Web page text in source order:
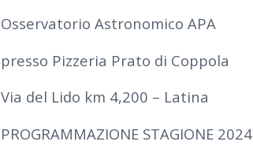
Osservatorio Astronomico APA
presso Pizzeria Prato di Coppola
Via del Lido km 4,200 – Latina
PROGRAMMAZIONE STAGIONE 2024